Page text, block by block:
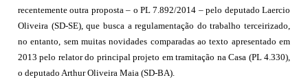
recentemente outra proposta – o PL 7.892/2014 – pelo deputado Laercio
Oliveira (SD-SE), que busca a regulamentação do trabalho terceirizado,
no entanto, sem muitas novidades comparadas ao texto apresentado em
2013 pelo relator do principal projeto em tramitação na Casa (PL 4.330),
o deputado Arthur Oliveira Maia (SD-BA).